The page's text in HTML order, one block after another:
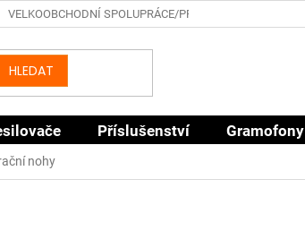
VELKOOBCHODNÍ SPOLUPRÁCE/PRODEJCI
HLEDAT
Příslušenství Gramofony
nohy